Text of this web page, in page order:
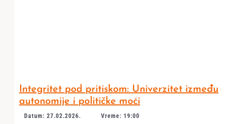
Integritet pod pritiskom: Univerzitet između
autonomije i političke moći
Datum: 27.02.2026. Vreme: 19:00